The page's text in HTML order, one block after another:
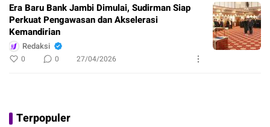
Era Baru Bank Jambi Dimulai, Sudirman Siap
Perkuat Pengawasan dan Akselerasi
Kemandirian
Redaksi
0 0 27/04/2026
Terpopuler